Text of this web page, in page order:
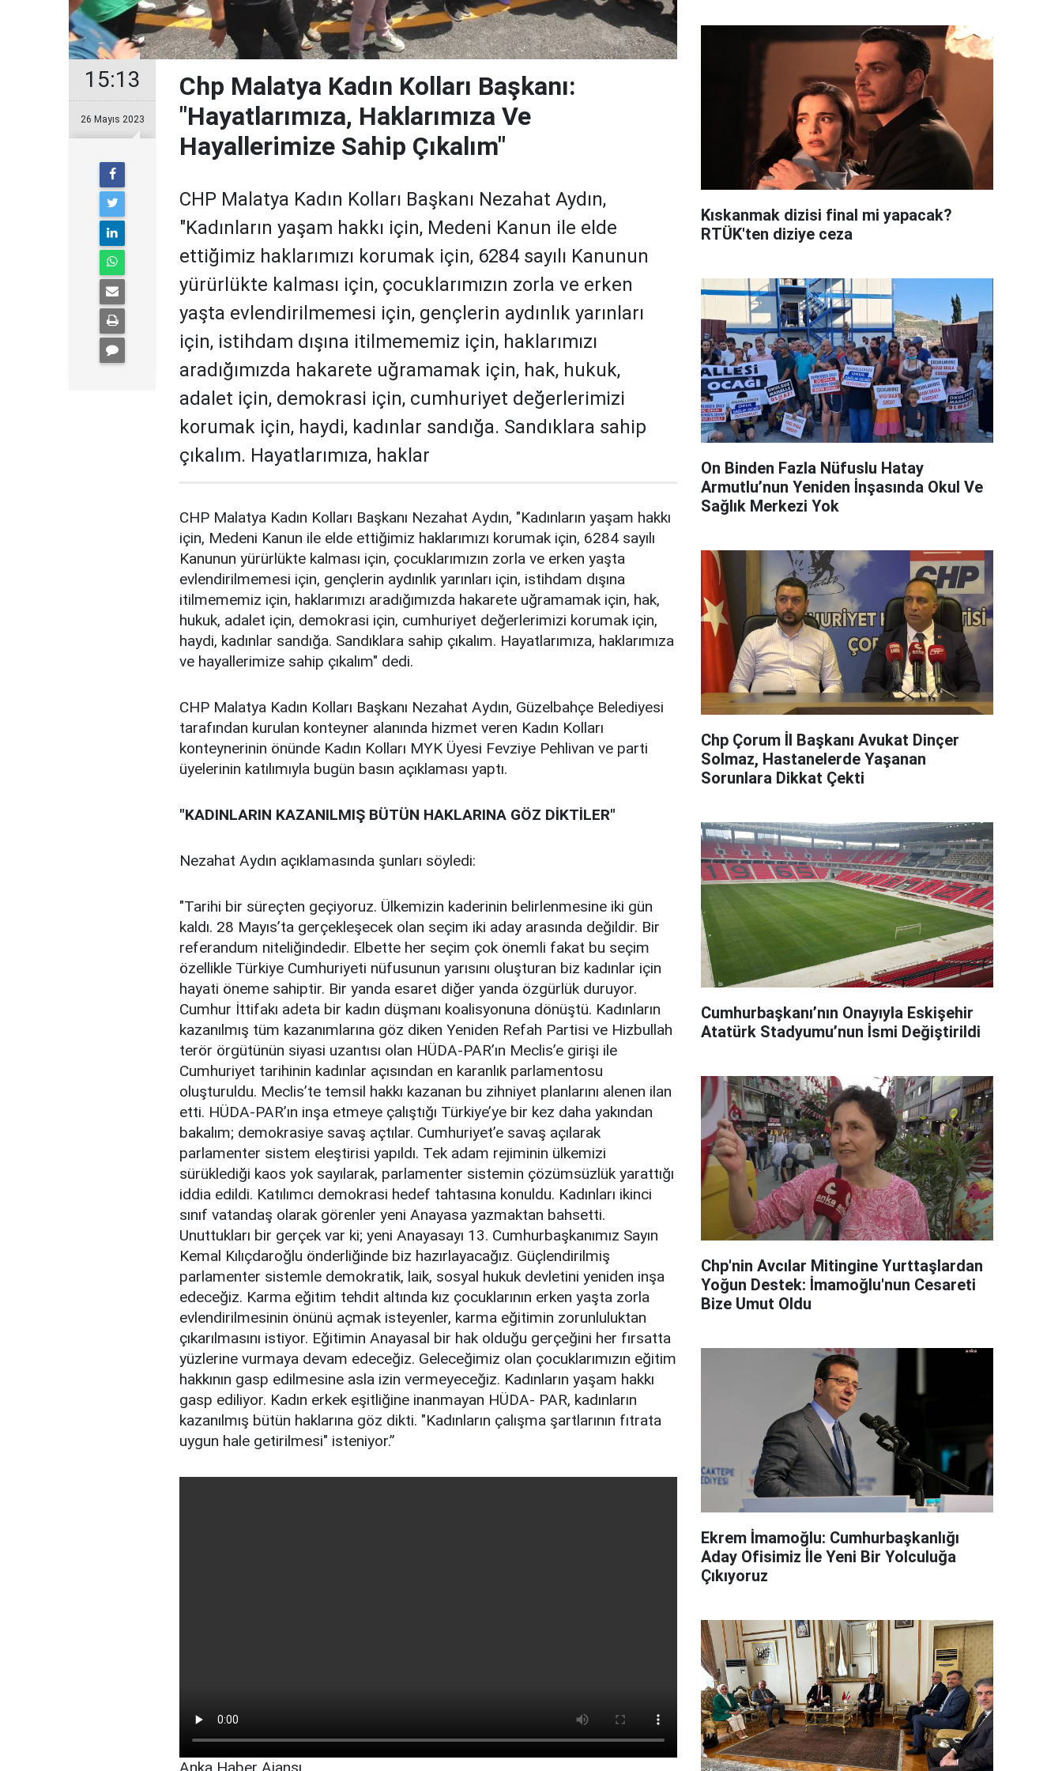
15:13
26 Mayıs 2023
Chp Malatya Kadın Kolları Başkanı:
"Hayatlarımıza, Haklarımıza Ve
Hayallerimize Sahip Çıkalım"
CHP Malatya Kadın Kolları Başkanı Nezahat Aydın,
"Kadınların yaşam hakkı için, Medeni Kanun ile elde
ettiğimiz haklarımızı korumak için, 6284 sayılı Kanunun
yürürlükte kalması için, çocuklarımızın zorla ve erken
yaşta evlendirilmemesi için, gençlerin aydınlık yarınları
için, istihdam dışına itilmememiz için, haklarımızı
aradığımızda hakarete uğramamak için, hak, hukuk,
adalet için, demokrasi için, cumhuriyet değerlerimizi
korumak için, haydi, kadınlar sandığa. Sandıklara sahip
çıkalım. Hayatlarımıza, haklar
CHP Malatya Kadın Kolları Başkanı Nezahat Aydın, "Kadınların yaşam hakkı
için, Medeni Kanun ile elde ettiğimiz haklarımızı korumak için, 6284 sayılı
Kanunun yürürlükte kalması için, çocuklarımızın zorla ve erken yaşta
evlendirilmemesi için, gençlerin aydınlık yarınları için, istihdam dışına
itilmememiz için, haklarımızı aradığımızda hakarete uğramamak için, hak,
hukuk, adalet için, demokrasi için, cumhuriyet değerlerimizi korumak için,
haydi, kadınlar sandığa. Sandıklara sahip çıkalım. Hayatlarımıza, haklarımıza
ve hayallerimize sahip çıkalım" dedi.
CHP Malatya Kadın Kolları Başkanı Nezahat Aydın, Güzelbahçe Belediyesi
tarafından kurulan konteyner alanında hizmet veren Kadın Kolları
konteynerinin önünde Kadın Kolları MYK Üyesi Fevziye Pehlivan ve parti
üyelerinin katılımıyla bugün basın açıklaması yaptı.
"KADINLARIN KAZANILMIŞ BÜTÜN HAKLARINA GÖZ DİKTİLER"
Nezahat Aydın açıklamasında şunları söyledi:
"Tarihi bir süreçten geçiyoruz. Ülkemizin kaderinin belirlenmesine iki gün
kaldı. 28 Mayıs’ta gerçekleşecek olan seçim iki aday arasında değildir. Bir
referandum niteliğindedir. Elbette her seçim çok önemli fakat bu seçim
özellikle Türkiye Cumhuriyeti nüfusunun yarısını oluşturan biz kadınlar için
hayati öneme sahiptir. Bir yanda esaret diğer yanda özgürlük duruyor.
Cumhur İttifakı adeta bir kadın düşmanı koalisyonuna dönüştü. Kadınların
kazanılmış tüm kazanımlarına göz diken Yeniden Refah Partisi ve Hizbullah
terör örgütünün siyasi uzantısı olan HÜDA-PAR’ın Meclis’e girişi ile
Cumhuriyet tarihinin kadınlar açısından en karanlık parlamentosu
oluşturuldu. Meclis’te temsil hakkı kazanan bu zihniyet planlarını alenen ilan
etti. HÜDA-PAR’ın inşa etmeye çalıştığı Türkiye’ye bir kez daha yakından
bakalım; demokrasiye savaş açtılar. Cumhuriyet’e savaş açılarak
parlamenter sistem eleştirisi yapıldı. Tek adam rejiminin ülkemizi
sürüklediği kaos yok sayılarak, parlamenter sistemin çözümsüzlük yarattığı
iddia edildi. Katılımcı demokrasi hedef tahtasına konuldu. Kadınları ikinci
sınıf vatandaş olarak görenler yeni Anayasa yazmaktan bahsetti.
Unuttukları bir gerçek var ki; yeni Anayasayı 13. Cumhurbaşkanımız Sayın
Kemal Kılıçdaroğlu önderliğinde biz hazırlayacağız. Güçlendirilmiş
parlamenter sistemle demokratik, laik, sosyal hukuk devletini yeniden inşa
edeceğiz. Karma eğitim tehdit altında kız çocuklarının erken yaşta zorla
evlendirilmesinin önünü açmak isteyenler, karma eğitimin zorunluluktan
çıkarılmasını istiyor. Eğitimin Anayasal bir hak olduğu gerçeğini her fırsatta
yüzlerine vurmaya devam edeceğiz. Geleceğimiz olan çocuklarımızın eğitim
hakkının gasp edilmesine asla izin vermeyeceğiz. Kadınların yaşam hakkı
gasp ediliyor. Kadın erkek eşitliğine inanmayan HÜDA- PAR, kadınların
kazanılmış bütün haklarına göz dikti. "Kadınların çalışma şartlarının fıtrata
uygun hale getirilmesi" isteniyor.”
Anka Haber Ajansı
Kıskanmak dizisi final mi yapacak?
RTÜK'ten diziye ceza
On Binden Fazla Nüfuslu Hatay
Armutlu’nun Yeniden İnşasında Okul Ve
Sağlık Merkezi Yok
Chp Çorum İl Başkanı Avukat Dinçer
Solmaz, Hastanelerde Yaşanan
Sorunlara Dikkat Çekti
Cumhurbaşkanı’nın Onayıyla Eskişehir
Atatürk Stadyumu’nun İsmi Değiştirildi
Chp'nin Avcılar Mitingine Yurttaşlardan
Yoğun Destek: İmamoğlu'nun Cesareti
Bize Umut Oldu
Ekrem İmamoğlu: Cumhurbaşkanlığı
Aday Ofisimiz İle Yeni Bir Yolculuğa
Çıkıyoruz